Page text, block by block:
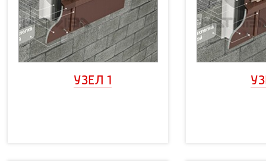
УЗЕЛ 1